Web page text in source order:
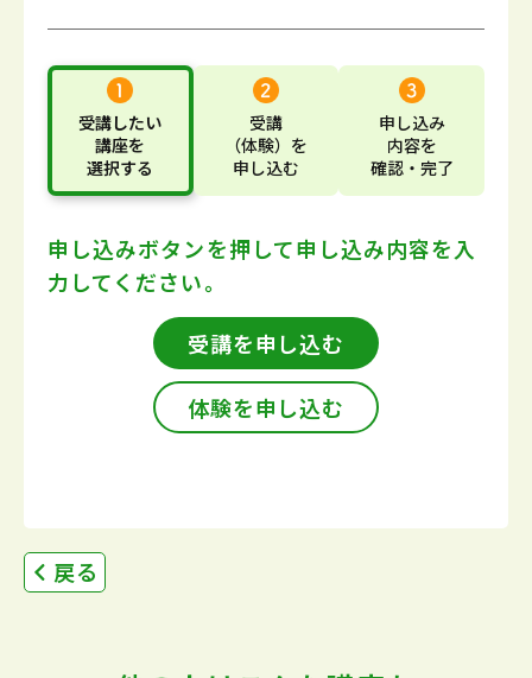
受講したい
講座を
選択する
受講
（体験） を
申し込む
申し込み
内容を
確認・完了
申し込みボタンを押して申し込み内容を入
力してください。
受講を申し込む
体験を申し込む
戻る